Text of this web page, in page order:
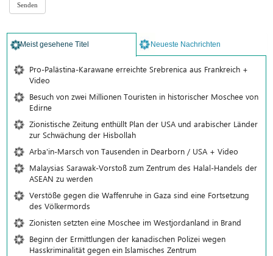
Meist gesehene Titel Neueste Nachrichten
Pro-Palästina-Karawane erreichte Srebrenica aus Frankreich +
Video
Besuch von zwei Millionen Touristen in historischer Moschee von
Edirne
Zionistische Zeitung enthüllt Plan der USA und arabischer Länder
zur Schwächung der Hisbollah
Arba'in-Marsch von Tausenden in Dearborn / USA + Video
Malaysias Sarawak-Vorstoß zum Zentrum des Halal-Handels der
ASEAN zu werden
Verstöße gegen die Waffenruhe in Gaza sind eine Fortsetzung
des Völkermords
Zionisten setzten eine Moschee im Westjordanland in Brand
Beginn der Ermittlungen der kanadischen Polizei wegen
Hasskriminalität gegen ein Islamisches Zentrum